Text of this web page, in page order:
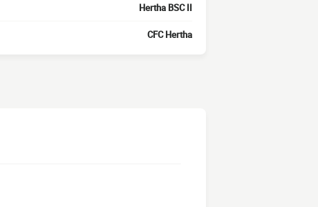
Hertha BSC II
CFC Hertha